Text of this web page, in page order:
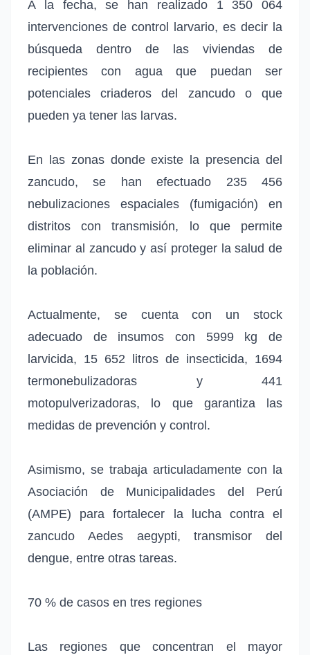
A la fecha, se han realizado 1 350 064
intervenciones de control larvario, es decir la
búsqueda dentro de las viviendas de
recipientes con agua que puedan ser
potenciales criaderos del zancudo o que
pueden ya tener las larvas.
En las zonas donde existe la presencia del
zancudo, se han efectuado 235 456
nebulizaciones espaciales (fumigación) en
distritos con transmisión, lo que permite
eliminar al zancudo y así proteger la salud de
la población.
Actualmente, se cuenta con un stock
adecuado de insumos con 5999 kg de
larvicida, 15 652 litros de insecticida, 1694
termonebulizadoras y 441
motopulverizadoras, lo que garantiza las
medidas de prevención y control.
Asimismo, se trabaja articuladamente con la
Asociación de Municipalidades del Perú
(AMPE) para fortalecer la lucha contra el
zancudo Aedes aegypti, transmisor del
dengue, entre otras tareas.
70 % de casos en tres regiones
Las regiones que concentran el mayor